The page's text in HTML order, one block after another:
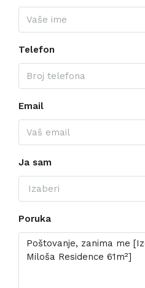
Telefon
Email
Ja sam
Izaberi
Poruka